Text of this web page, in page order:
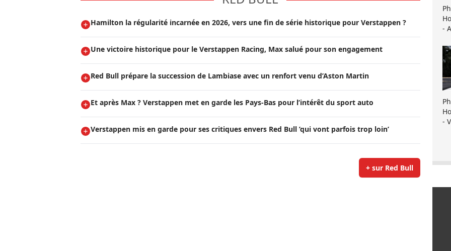
Hamilton la régularité incarnée en 2026, vers une fin de série historique pour Verstappen ?
Une victoire historique pour le Verstappen Racing, Max salué pour son engagement
Red Bull prépare la succession de Lambiase avec un renfort venu d’Aston Martin
Et après Max ? Verstappen met en garde les Pays-Bas pour l’intérêt du sport auto
Verstappen mis en garde pour ses critiques envers Red Bull ’qui vont parfois trop loin’
+ sur Red Bull
-
-